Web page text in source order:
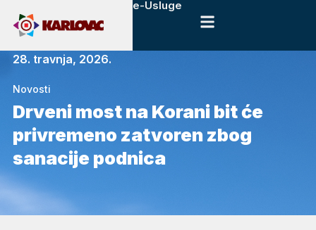
e-Usluge
28. travnja, 2026.
Novosti
Drveni most na Korani bit će
privremeno zatvoren zbog
sanacije podnica